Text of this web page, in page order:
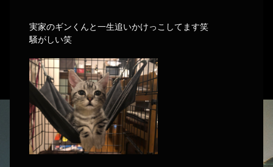
実家のギンくんと一生追いかけっこしてます笑
騒がしい笑